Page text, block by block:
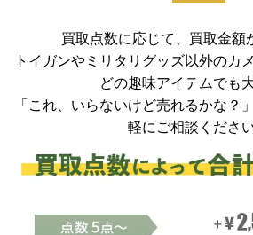
買取点数に応じて、買取金額
トイガンやミリタリグッズ以外のカ
どの趣味アイテムでも
「これ、いらないけど売れるかな？
軽にご相談ください